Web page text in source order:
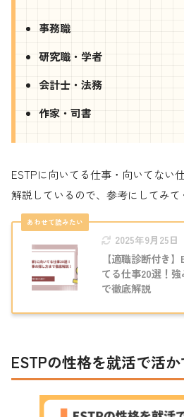
事務職
研究職・学者
会計士・法務
作家・司書
ESTPに向いてる仕事・向いてない
解説しているので、参考にしてみて
2025年9月25日
【適職診断付き
てる仕事20選！
で徹底解説
ESTPの性格を就活で活